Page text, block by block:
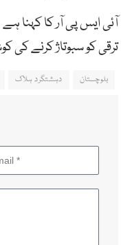
آئی ایس پی آر کا کہنا ہے
ترقی کو سبوتاژ کرنے کی
بلوچستان دہشتگرد ہلاک